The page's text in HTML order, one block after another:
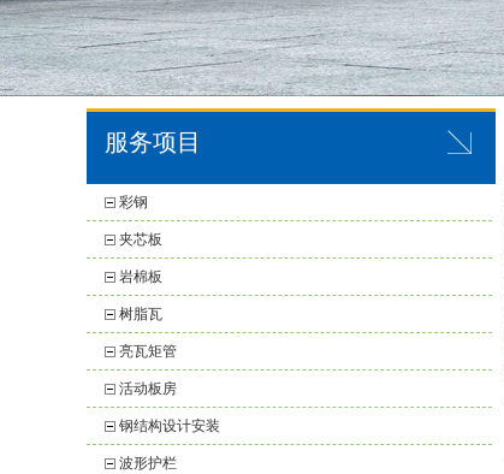
服务项目
彩钢
夹芯板
岩棉板
树脂瓦
亮瓦矩管
活动板房
钢结构设计安装
波形护栏